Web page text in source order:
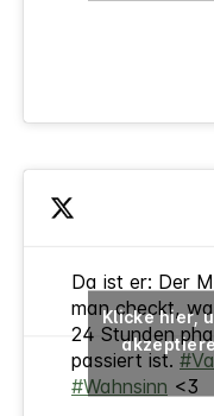
Da ist er: Der
man checkt,
24 Stunden
passiert ist.
#Wahnsinn <3
Klicke hier,